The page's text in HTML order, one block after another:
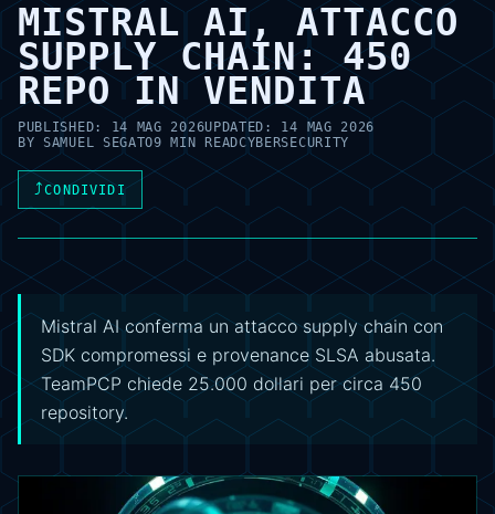
MISTRAL AI, ATTACCO
SUPPLY CHAIN: 450
REPO IN VENDITA
PUBLISHED: 14 MAG 2026UPDATED: 14 MAG 2026
BY SAMUEL SEGATO9 MIN READCYBERSECURITY
⤴CONDIVIDI
Mistral AI conferma un attacco supply chain con
SDK compromessi e provenance SLSA abusata.
TeamPCP chiede 25.000 dollari per circa 450
repository.